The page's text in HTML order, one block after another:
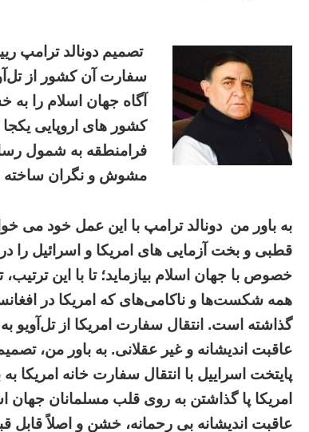
تصمیم دونالد ترامپ
سفارت آن کشور از
آگاه جهان اسلام را به
کشور های اروپایی
فرامنطقه به شمول
مشوش و نگران ساخته
به باور من دونالد ترامپ با این عمل خود می
قطبی و بخت آزمایی های امریکا و اسرائیل را
خصوص با جهان اسلام بیازماید؛ تا با این
همه شکست‌ها و ناکامی‌های که امریکا در
گذاشته است. انتقال سفارت امریکا از
عاقبت اندیشانه و غیر عقلانی. به باور من،
پایتخت اسراییل با انتقال سفارت خانه
امریکا پا گذاشتن به روی قلب مسلمانان جهان
عاقبت اندیشانه بی رحمانه، خشن و اصلاً